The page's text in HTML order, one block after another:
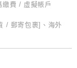
費 / 虛擬帳戶
/ 郵寄包裹]、海外